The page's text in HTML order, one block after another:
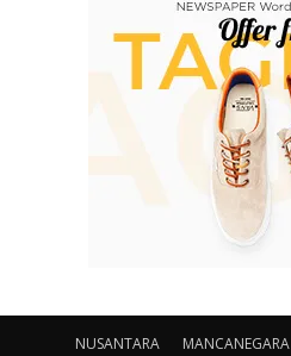
NUSANTARA MANCANEGARA